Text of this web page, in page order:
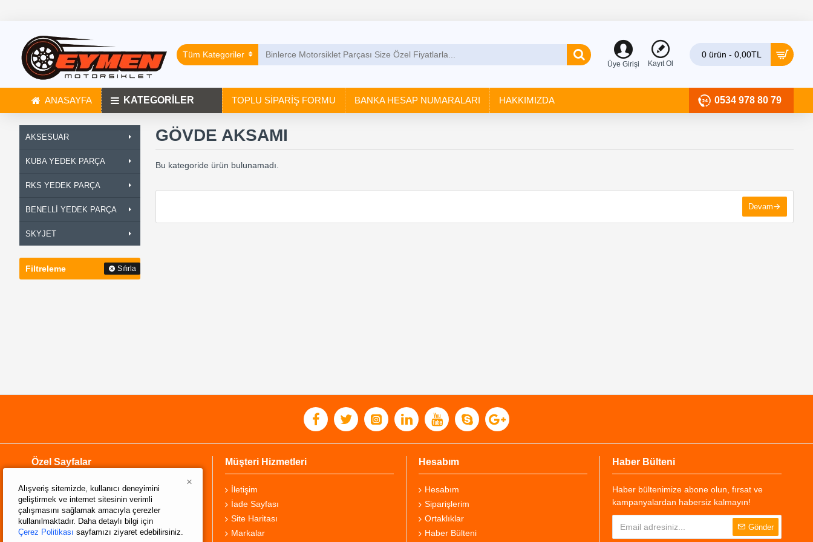
Tüm Kategoriler
Üye Girişi Kayıt Ol
0 ürün - 0,00TL
ANASAYFA KATEGORİLER TOPLU SİPARİŞ FORMU BANKA HESAP NUMARALARI HAKKIMIZDA 0534 978 80 79
AKSESUAR
KUBA YEDEK PARÇA
RKS YEDEK PARÇA
BENELLİ YEDEK PARÇA
SKYJET
Filtreleme Sıfırla
GÖVDE AKSAMI
Bu kategoride ürün bulunamadı.
Devam
Özel Sayfalar
Hakkımızda
Teslimat Bilgisi
Gizlilik Sözleşmesi
Şartlar ve Koşullar
Müşteri Hizmetleri
İletişim
İade Sayfası
Site Haritası
Markalar
Hesabım
Hesabım
Siparişlerim
Ortaklıklar
Haber Bülteni
Haber Bülteni
Haber bültenimize abone olun, fırsat ve
kampanyalardan habersiz kalmayın!
Gönder
Alışveriş sitemizde, kullanıcı deneyimini
geliştirmek ve internet sitesinin verimli
çalışmasını sağlamak amacıyla çerezler
kullanılmaktadır. Daha detaylı bilgi için
Çerez Politikası sayfamızı ziyaret edebilirsiniz.
×